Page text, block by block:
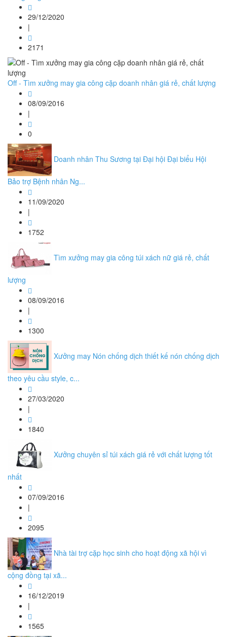
29/12/2020
|
2171
Off - Tìm xưởng may gia công cặp doanh nhân giá rẻ, chất lượng
08/09/2016
|
0
Doanh nhân Thu Sương tại Đại hội Đại biểu Hội
Bảo trợ Bệnh nhân Ng...
11/09/2020
|
1752
Tìm xưởng may gia công túi xách nữ giá rẻ, chất
lượng
08/09/2016
|
1300
Xưởng may Nón chống dịch thiết kế nón chống dịch
theo yêu cầu style, c...
27/03/2020
|
1840
Xưởng chuyên sỉ túi xách giá rẻ với chất lượng tốt
nhất
07/09/2016
|
2095
Nhà tài trợ cặp học sinh cho hoạt động xã hội vì
cộng đồng tại xã...
16/12/2019
|
1565